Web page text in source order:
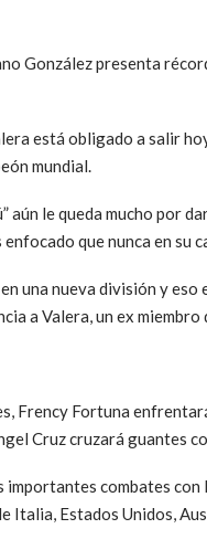
González presenta
está obligado a salir
mundial.
aún le queda mucho por
que nunca en su
una nueva división y eso
a Valera, un ex
Frency Fortuna
Cruz cruzará guantes
combates
Italia, Estados Unidos,